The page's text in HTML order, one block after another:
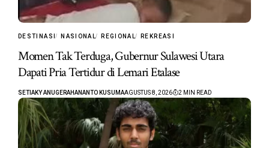
DESTINASI NASIONAL REGIONAL REKREASI
Momen Tak Terduga, Gubernur Sulawesi Utara
Dapati Pria Tertidur di Lemari Etalase
SETIAKY ANUGERAHANANTO KUSUMAAGUSTUS 8, 2026 2 MIN READ